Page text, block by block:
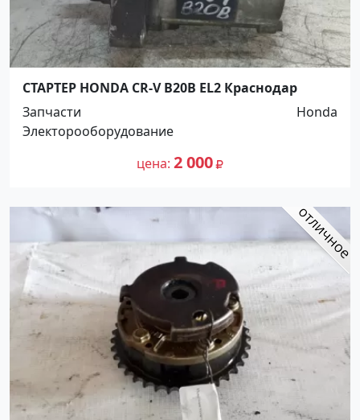
СТАРТЕР HONDA CR-V B20B EL2 Краснодар
Запчасти
Honda
Электорооборудование
цена 2 000